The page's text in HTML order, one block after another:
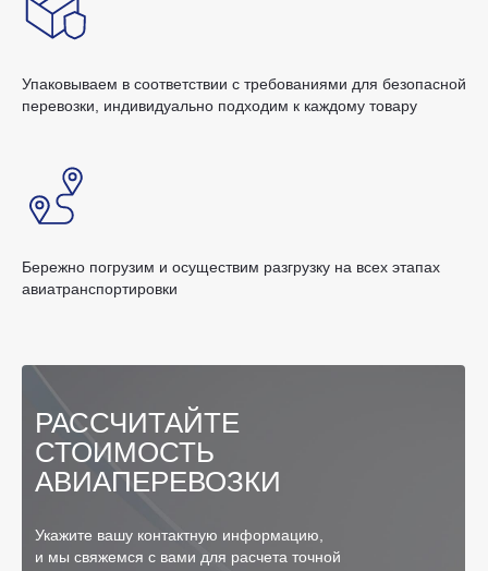
Упаковываем в соответствии с требованиями для безопасной
перевозки, индивидуально подходим к каждому товару
Бережно погрузим и осуществим разгрузку на всех этапах
авиатранспортировки
РАССЧИТАЙТЕ
СТОИМОСТЬ
АВИАПЕРЕВОЗКИ
Укажите вашу контактную информацию,
и мы свяжемся с вами для расчета точной